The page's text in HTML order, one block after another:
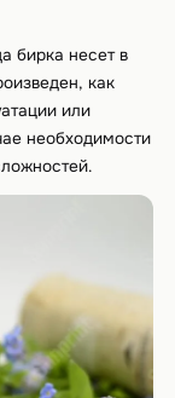
бирка несет в
как
или
необходимости